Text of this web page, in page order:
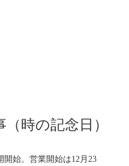
時の記念日）
開始。営業開始は12月23